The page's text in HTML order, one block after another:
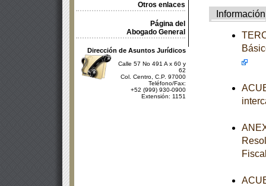
Otros enlaces
Página del
Abogado General
Dirección de Asuntos Jurídicos
Calle 57 No 491 A x 60 y
62
Col. Centro, C.P. 97000
Teléfono/Fax:
+52 (999) 930-0900
Extensión: 1151
Información